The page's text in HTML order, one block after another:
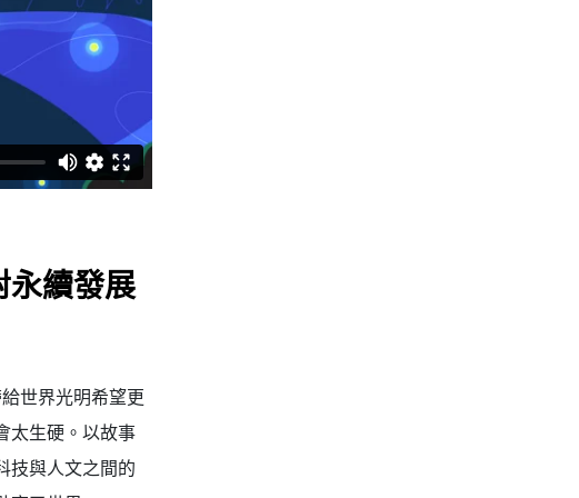
永續發展
世界光明希望更
太生硬。以故事
技與人文之間的